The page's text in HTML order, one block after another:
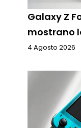
Galaxy Z
mostrano
4 Agosto 2026